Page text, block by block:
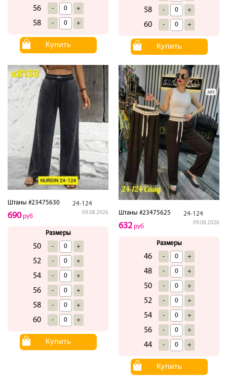
56 - +
58 - +
Купить
58 - +
60 - +
Купить
Штаны #23475630 24-124
09.08.2026
690руб
Размеры
50 - +
52 - +
54 - +
56 - +
58 - +
60 - +
Купить
Штаны #23475625 24-124
09.08.2026
632руб
Размеры
46 - +
48 - +
50 - +
52 - +
54 - +
56 - +
44 - +
Купить